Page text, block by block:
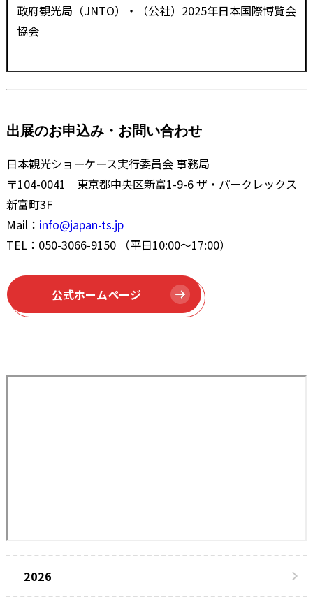
2026
政府観光局（JNTO）・（公社） 2025年日本国際博覧会
協会
出展のお申込み・お問い合わせ
日本観光ショーケース実行委員会 事務局
〒104-0041 東京都中央区新富1-9-6 ザ・パークレックス
新富町3F
Mail： info@japan-ts.jp
TEL：050-3066-9150 （平日10:00～17:00）
公式ホームページ